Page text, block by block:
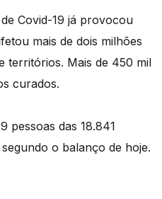
Covid-19 já provocou
mais de dois milhões
territórios. Mais de 450 mil
curados.
pessoas das 18.841
o balanço de hoje.